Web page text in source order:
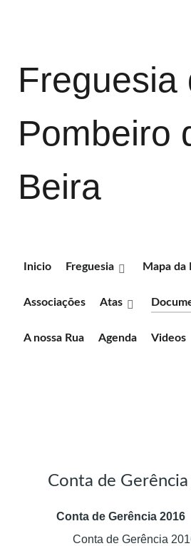
Freguesia
Pombeiro
Beira
Inicio Freguesia Mapa da
Associações Atas
A nossa Rua Agenda Videos
Conta de
Conta de Gerência 2016
Conta de Gerência